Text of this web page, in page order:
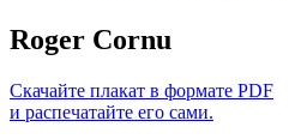
Roger Cornu
Скачайте плакат в формате PDF
и распечатайте его сами.